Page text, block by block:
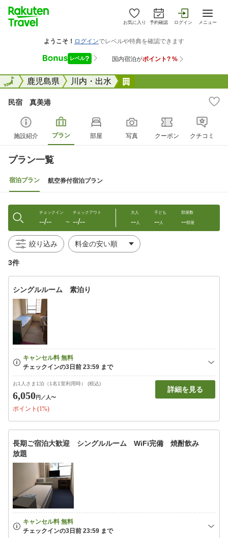
お気に入り 予約確認 ログイン メニュー
全国鹿児島県 川内・出水
全国
民宿 真美港
施設紹介 プラン 部屋 写真 クーポン クチコミ
プラン一覧
宿泊プラン 航空券付宿泊プラン
チェックイン
--/-- 〜
チェックアウト
--/--
大人
--人
子ども
--人
部屋数
--部屋
絞り込み
3件
シングルルーム 素泊り
お1人さま1泊（1名1室利用時） (税込)
6,050円 ／人〜
ポイント(1%)
詳細を見る
長期ご宿泊大歓迎 シングルルーム WiFi完備 焼酎飲み
放題